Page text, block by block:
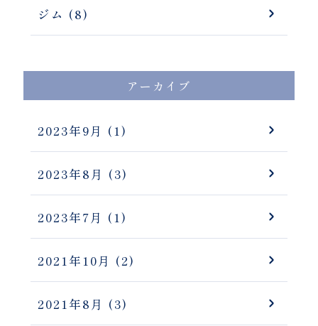
ジム (8)
アーカイブ
2023年9月 (1)
2023年8月 (3)
2023年7月 (1)
2021年10月 (2)
2021年8月 (3)